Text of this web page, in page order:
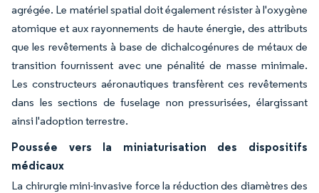
agrégée. Le matériel spatial doit également résister à l'oxygène
atomique et aux rayonnements de haute énergie, des attributs
que les revêtements à base de dichalcogénures de métaux de
transition fournissent avec une pénalité de masse minimale.
Les constructeurs aéronautiques transfèrent ces revêtements
dans les sections de fuselage non pressurisées, élargissant
ainsi l'adoption terrestre.
Poussée vers la miniaturisation des dispositifs
médicaux
La chirurgie mini-invasive force la réduction des diamètres des